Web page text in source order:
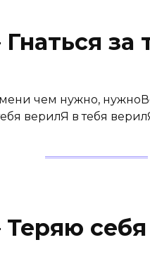
за
чем нужно,
верилЯ в тебя
себя